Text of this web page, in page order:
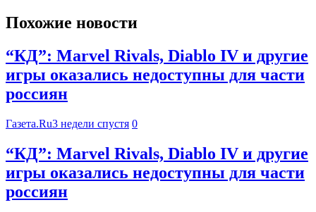
Похожие новости
“КД”: Marvel Rivals, Diablo IV и другие
игры оказались недоступны для части
россиян
Газета.Ru3 недели спустя 0
“КД”: Marvel Rivals, Diablo IV и другие
игры оказались недоступны для части
россиян